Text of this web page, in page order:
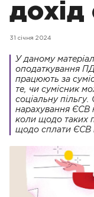
дохід
31 січня 2024
У даному
оподаткування
працюють за
те, чи сумісник
соціальну
нарахування ЄСВ
коли щодо таких
щодо сплати ЄСВ